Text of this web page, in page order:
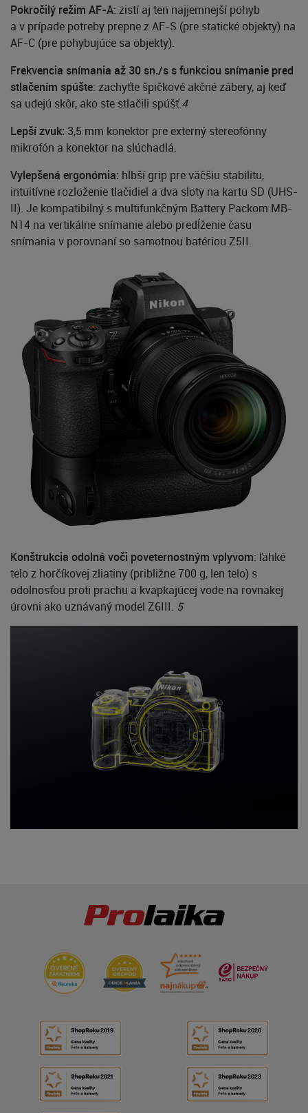
Pokročilý režim AF-A: zistí aj ten najjemnejší pohyb
a v prípade potreby prepne z AF-S (pre statické objekty) na
AF-C (pre pohybujúce sa objekty).
Frekvencia snímania až 30 sn./s s funkciou snímanie pred
stlačením spúšte: zachyťte špičkové akčné zábery, aj keď
sa udejú skôr, ako ste stlačili spúšť.4
Lepší zvuk: 3,5 mm konektor pre externý stereofónny
mikrofón a konektor na slúchadlá.
Vylepšená ergonómia: hlbší grip pre väčšiu stabilitu,
intuitívne rozloženie tlačidiel a dva sloty na kartu SD (UHS-
II). Je kompatibilný s multifunkčným Battery Packom MB-
N14 na vertikálne snímanie alebo predĺženie času
snímania v porovnaní so samotnou batériou Z5II.
Konštrukcia odolná voči poveternostným vplyvom: ľahké
telo z horčíkovej zliatiny (približne 700 g, len telo) s
odolnosťou proti prachu a kvapkajúcej vode na rovnakej
úrovni ako uznávaný model Z6III. 5